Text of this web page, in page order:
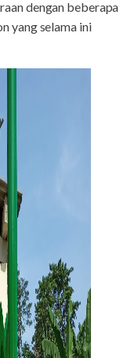
dengan beberapa
yang selama ini